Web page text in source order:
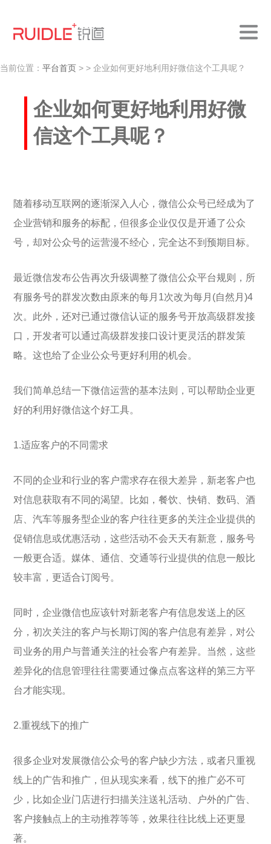
当前位置： 平台首页 > > 企业如何更好地利用好微信这个工具呢？
企业如何更好地利用好微
信这个工具呢？
随着移动互联网的逐渐深入人心，微信公众号已经成为了
企业营销和服务的标配，但很多企业仅仅是开通了公众
号，却对公众号的运营漫不经心，完全达不到预期目标。
最近微信发布公告再次升级调整了微信公众平台规则，所
有服务号的群发次数由原来的每月1次改为每月(自然月)4
次。此外，还对已通过微信认证的服务号开放高级群发接
口，开发者可以通过高级群发接口设计更灵活的群发策
略。这也给了企业公众号更好利用的机会。
我们简单总结一下微信运营的基本法则，可以帮助企业更
好的利用好微信这个好工具。
1.适应客户的不同需求
不同的企业和行业的客户需求存在很大差异，新老客户也
对信息获取有不同的渴望。比如，餐饮、快销、数码、酒
店、汽车等服务型企业的客户往往更多的关注企业提供的
促销信息或优惠活动，这些活动不会天天有新意，服务号
一般更合适。媒体、通信、交通等行业提供的信息一般比
较丰富，更适合订阅号。
同时，企业微信也应该针对新老客户有信息发送上的区
分，初次关注的客户与长期订阅的客户信息有差异，对公
司业务的用户与普通关注的社会客户有差异。当然，这些
差异化的信息管理往往需要通过像点点客这样的第三方平
台才能实现。
2.重视线下的推广
很多企业对发展微信公众号的客户缺少方法，或者只重视
线上的广告和推广，但从现实来看，线下的推广必不可
少，比如企业门店进行扫描关注送礼活动、户外的广告、
客户接触点上的主动推荐等等，效果往往比线上还更显
著。